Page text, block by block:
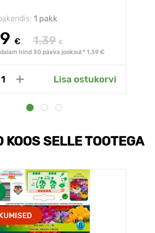
1 pakk
€ 1.39 €
hind 30 päeva jooksul:* 1.39 €
Lisa ostukorvi
KOOS SELLE TOOTEGA